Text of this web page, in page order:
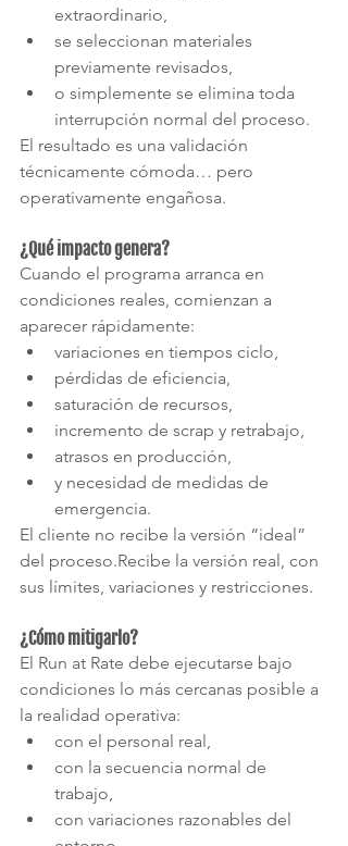
extraordinario,
se seleccionan materiales
previamente revisados,
o simplemente se elimina toda
interrupción normal del proceso.
El resultado es una validación
técnicamente cómoda… pero
operativamente engañosa.
¿Qué impacto genera?
Cuando el programa arranca en
condiciones reales, comienzan a
aparecer rápidamente:
variaciones en tiempos ciclo,
pérdidas de eficiencia,
saturación de recursos,
incremento de scrap y retrabajo,
atrasos en producción,
y necesidad de medidas de
emergencia.
El cliente no recibe la versión “ideal”
del proceso.Recibe la versión real, con
sus límites, variaciones y restricciones.
¿Cómo mitigarlo?
El Run at Rate debe ejecutarse bajo
condiciones lo más cercanas posible a
la realidad operativa:
con el personal real,
con la secuencia normal de
trabajo,
con variaciones razonables del